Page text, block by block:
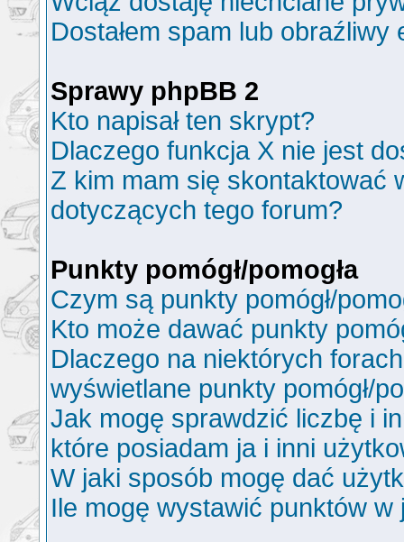
Dostałem spam lub
Sprawy phpBB 2
Kto napisał ten skrypt?
Dlaczego funkcja X nie jest
Z kim mam się skontaktować
dotyczących tego forum?
Punkty pomógł/pomogła
Czym są punkty pomógł/
Kto może dawać punkty
Dlaczego na niektórych
wyświetlane punkty pomógł/
Jak mogę sprawdzić liczbę i
które posiadam ja i inni
W jaki sposób mogę dać
Ile mogę wystawić punktów w